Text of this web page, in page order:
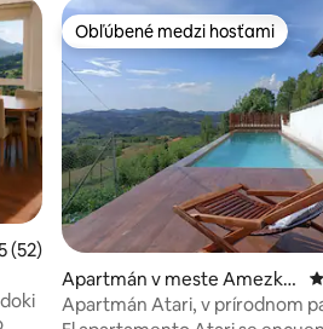
ohodnotenie 5 z 5, počet
(52)
Obľúbené medzi hosťami
Obľúbené medzi hosťami
Apartmán v meste Amezke
ta
Apartmán Atari, v prírodnom